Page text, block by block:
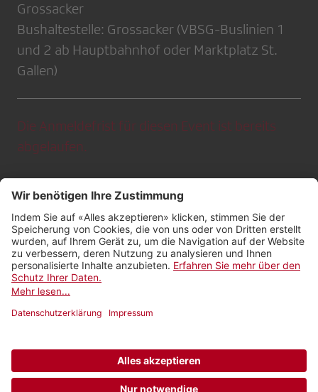
Grossacker
Bushaltestelle: Grossacker (VBSG-Buslinien 1
und 2 ab Hauptbahnhof oder Marktplatz St.
Gallen)
Die Anmeldefrist für diesen Event ist bereits
abgelaufen.
Kontakt
Impressum
Rechtliches
Nutzungsbedingungen